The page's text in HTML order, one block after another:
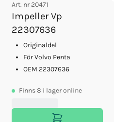
Art. nr 20471
Impeller Vp
22307636
Originaldel
För Volvo Penta
OEM 22307636
Finns8 i lager online